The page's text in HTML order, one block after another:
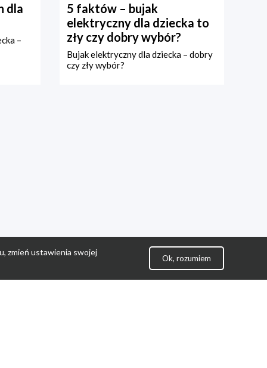
dla
–
5 faktów – bujak
elektryczny dla dziecka to
zły czy dobry wybór?
Bujak elektryczny dla dziecka – dobry
czy zły wybór?
zmień ustawienia swojej
Ok, rozumiem